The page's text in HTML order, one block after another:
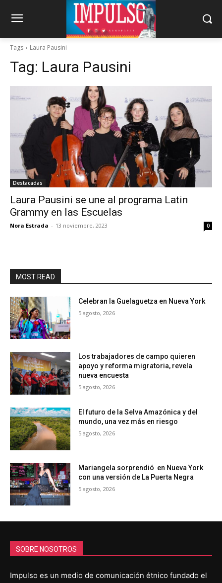
Tags Laura Pausini
Tag: Laura Pausini
Destacadas
Laura Pausini se une al programa Latin
Grammy en las Escuelas
Nora Estrada - 13 noviembre, 2023 0
MOST READ
Celebran la Guelaguetza en Nueva York
5 agosto, 2026
Los trabajadores de campo quieren
apoyo y reforma migratoria, revela
nueva encuesta
5 agosto, 2026
El futuro de la Selva Amazónica y del
mundo, una vez más en riesgo
5 agosto, 2026
Mariangela sorprendió en Nueva York
con una versión de La Puerta Negra
5 agosto, 2026
SOBRE NOSOTROS
Impulso es un medio de comunicación étnico fundado el